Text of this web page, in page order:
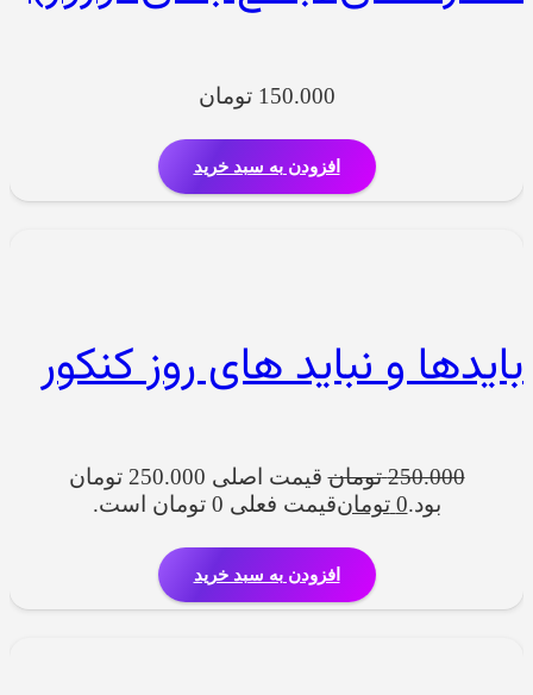
150.000 تومان
افزودن به سبد خرید
بایدها و نباید های روز کنکور
250.000 تومان
قیمت اصلی 250.000 تومان
بود.0 تومانقیمت فعلی 0 تومان است.
افزودن به سبد خرید